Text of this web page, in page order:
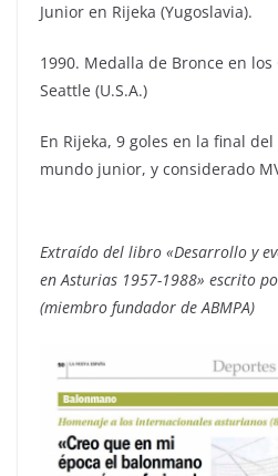
Junior en Rijeka (Yugoslavia).
1990. Medalla de Bronce en
Seattle (U.S.A.)
En Rijeka, 9 goles en la final
mundo junior, y considerado
Extraído del libro «Desarrollo y
en Asturias 1957-1988» escrito
(miembro fundador de ABMPA)